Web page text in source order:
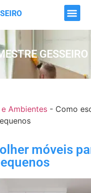
GESSEIRO
Ambientes - Como
móveis